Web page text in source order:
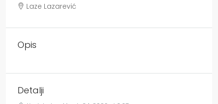
Laze Lazarević
Opis
Detalji